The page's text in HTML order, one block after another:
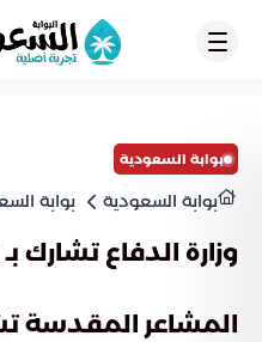
بوابة السعودية
بوابة السعودية بوابة
المشاعر